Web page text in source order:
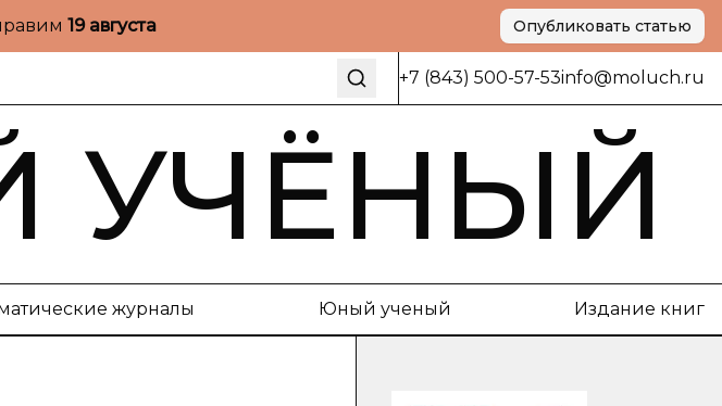
19 августа Опубликовать статью
+7 (843) 500-57-53info@moluch.ru
УЧЁНЫЙ
журналы Юный ученый Издание книг